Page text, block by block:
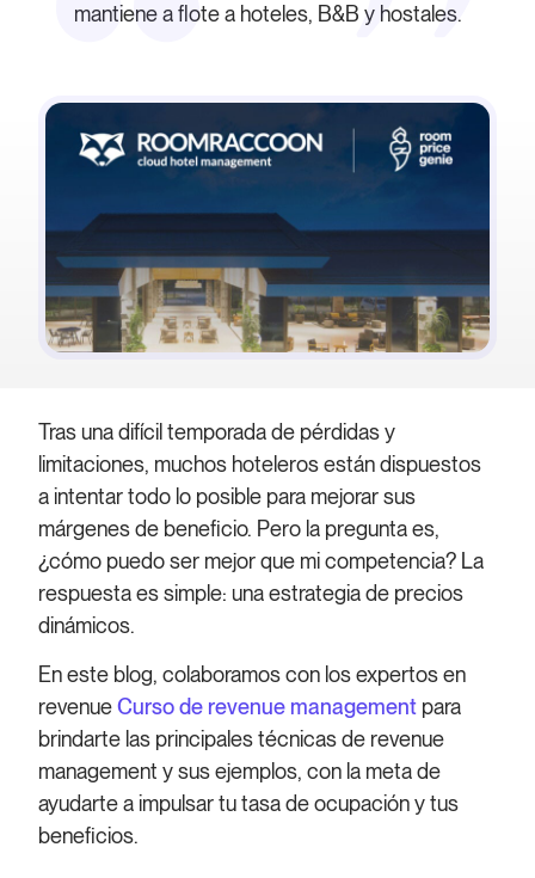
mantiene a flote a hoteles, B&B y hostales.
Tras una difícil temporada de pérdidas y
limitaciones, muchos hoteleros están dispuestos
a intentar todo lo posible para mejorar sus
márgenes de beneficio. Pero la pregunta es,
¿cómo puedo ser mejor que mi competencia? La
respuesta es simple: una estrategia de precios
dinámicos.
En este blog, colaboramos con los expertos en
revenueCurso de revenue management para
brindarte las principales técnicas de revenue
management y sus ejemplos, con la meta de
ayudarte a impulsar tu tasa de ocupación y tus
beneficios.